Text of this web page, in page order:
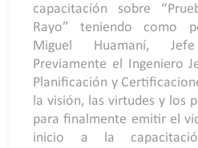
capacitación sobre
Rayo” teniendo como
Miguel Huamaní,
Previamente el Ingeniero
Planificación y
la visión, las virtudes y los
para finalmente emitir el
inicio a la